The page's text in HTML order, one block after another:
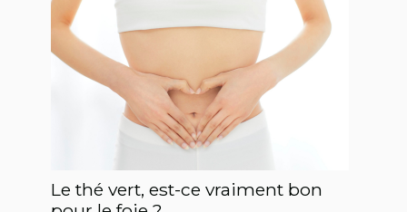
Le thé vert, est-ce vraiment bon